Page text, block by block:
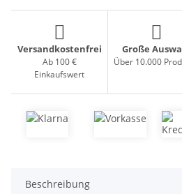
Versandkostenfrei
Ab 100 €
Einkaufswert
Große
Über 10.000
Beschreibung